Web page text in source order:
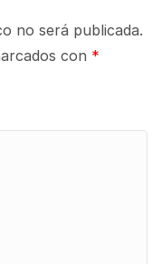
no será publicada.
con *